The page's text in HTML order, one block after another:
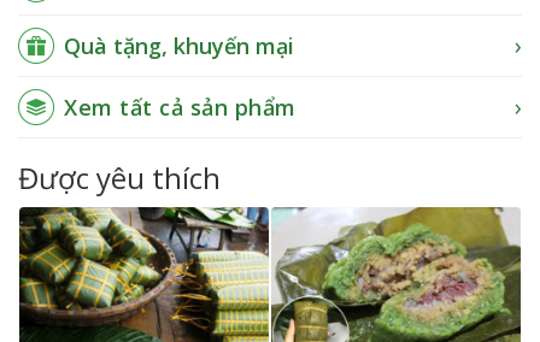
Quà tặng, khuyến mại
Xem tất cả sản phẩm
Được yêu thích